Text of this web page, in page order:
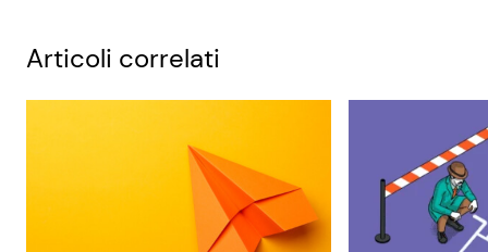
Articoli correlati